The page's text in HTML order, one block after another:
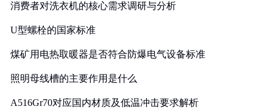
消费者对洗衣机的核心需求调研与分析
U型螺栓的国家标准
煤矿用电热取暖器是否符合防爆电气设备标准
照明母线槽的主要作用是什么
A516Gr70对应国内材质及低温冲击要求解析